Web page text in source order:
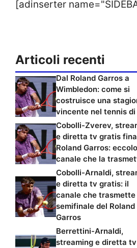
[adinserter
Articoli recenti
Dal Roland Garros a
Wimbledon: come si
costruisce una
vincente nel tennis di
Cobolli-Zverev,
e diretta tv gratis
Roland Garros:
canale che la
Cobolli-Arnaldi,
e diretta tv gratis: il
canale che trasmette
semifinale del Roland
Garros
Berrettini-Arnaldi,
streaming e diretta tv